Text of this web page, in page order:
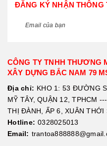
ĐĂNG KÝ NHẬN THÔNG
CÔNG TY TNHH THƯƠNG
XÂY DỰNG BẮC NAM 79
Địa chỉ: KHO 1: 53 ĐƯỜNG
MỸ TÂY, QUẬN 12, TPHCM
THỊ ĐÀNH, ẤP 6, XUÂN THỚI
Hotline: 0328025013
Email: